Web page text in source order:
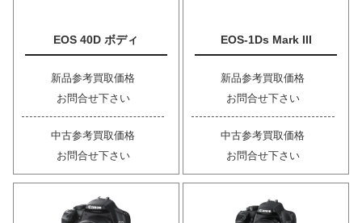
EOS 40D ボディ
新品参考買取価格
お問合せ下さい
中古参考買取価格
お問合せ下さい
EOS-1Ds Mark III
新品参考買取価格
お問合せ下さい
中古参考買取価格
お問合せ下さい